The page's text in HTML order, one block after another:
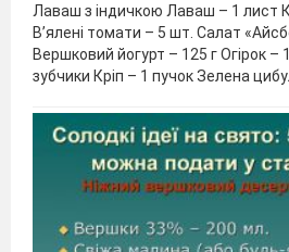
Лаваш з індичкою Лаваш – 1 лист
В’ялені томати – 5 шт. Салат
Вершковий йогурт – 125 г Огірок –
зубчики Кріп – 1 пучок Зелена